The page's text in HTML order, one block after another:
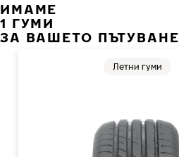
ИМАМЕ
1 ГУМИ
ЗА ВАШЕТО ПЪТУВАНЕ
Летни гуми